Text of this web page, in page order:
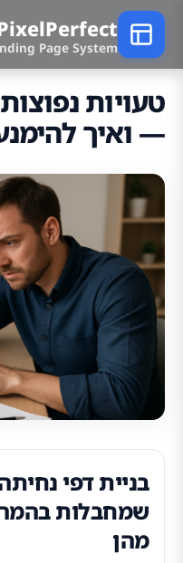
Page System
טעויות
— ואיך
בניית דפי
שמחבלות
מהן